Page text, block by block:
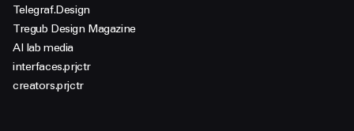
Telegraf.Design
Tregub Design Magazine
AI lab media
interfaces.prjctr
creators.prjctr